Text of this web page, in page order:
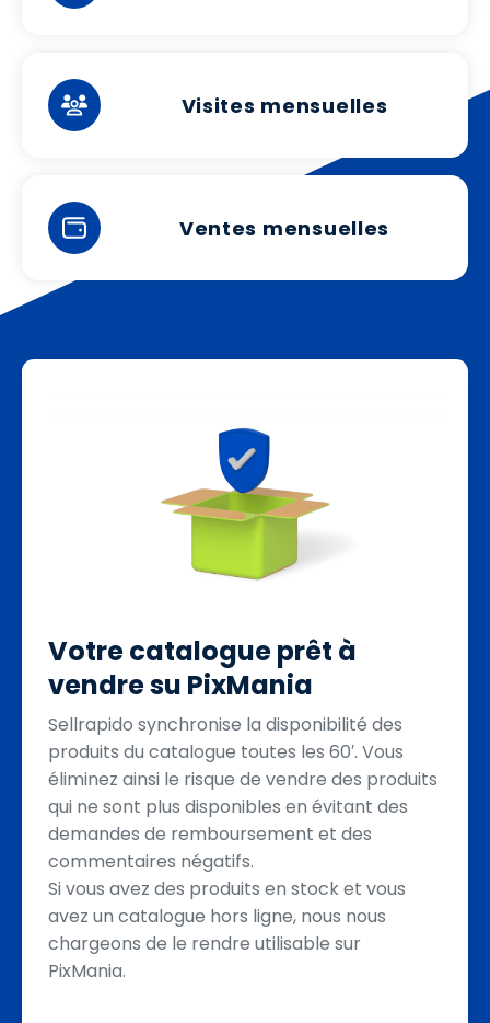
Visites mensuelles
Ventes mensuelles
Votre catalogue prêt à
vendre su PixMania
Sellrapido synchronise la disponibilité des
produits du catalogue toutes les 60′. Vous
éliminez ainsi le risque de vendre des produits
qui ne sont plus disponibles en évitant des
demandes de remboursement et des
commentaires négatifs.
Si vous avez des produits en stock et vous
avez un catalogue hors ligne, nous nous
chargeons de le rendre utilisable sur
PixMania.